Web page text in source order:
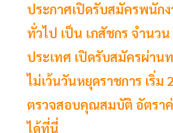
ประกาศเปิดรับสมัครพนักง
ทั่วไป เป็น เภสัชกร จำนว
ประเทศ เปิดรับสมัครผ่าน
ไม่เว้นวันหยุดราชการ เริ่ม
ตรวจสอบคุณสมบัติ อัตรา
ได้ที่นี่